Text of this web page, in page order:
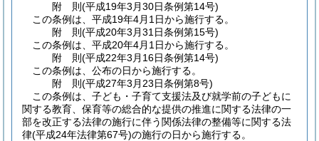
附 則(平成19年3月30日条例第14号)
この条例は、平成19年4月1日から施行する。
附 則(平成20年3月31日条例第15号)
この条例は、平成20年4月1日から施行する。
附 則(平成22年3月16日条例第14号)
この条例は、公布の日から施行する。
附 則(平成27年3月23日条例第8号)
この条例は、子ども・子育て支援法及び就学前の子どもに
関する教育、保育等の総合的な提供の推進に関する法律の一
部を改正する法律の施行に伴う関係法律の整備等に関する法
律(平成24年法律第67号)の施行の日から施行する。